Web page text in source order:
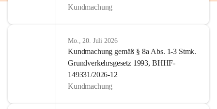
Kundmachung
Mo., 20. Juli 2026
Kundmachung gemäß § 8a Abs. 1-3 Stmk.
Grundverkehrsgesetz 1993, BHHF-
149331/2026-12
Kundmachung